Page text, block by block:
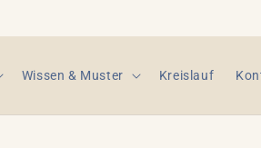
Wissen & Muster Kreislauf